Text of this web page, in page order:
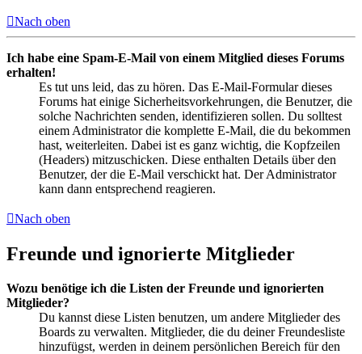
Nach oben
Ich habe eine Spam-E-Mail von einem Mitglied dieses Forums
erhalten!
Es tut uns leid, das zu hören. Das E-Mail-Formular dieses
Forums hat einige Sicherheitsvorkehrungen, die Benutzer, die
solche Nachrichten senden, identifizieren sollen. Du solltest
einem Administrator die komplette E-Mail, die du bekommen
hast, weiterleiten. Dabei ist es ganz wichtig, die Kopfzeilen
(Headers) mitzuschicken. Diese enthalten Details über den
Benutzer, der die E-Mail verschickt hat. Der Administrator
kann dann entsprechend reagieren.
Nach oben
Freunde und ignorierte Mitglieder
Wozu benötige ich die Listen der Freunde und ignorierten
Mitglieder?
Du kannst diese Listen benutzen, um andere Mitglieder des
Boards zu verwalten. Mitglieder, die du deiner Freundesliste
hinzufügst, werden in deinem persönlichen Bereich für den